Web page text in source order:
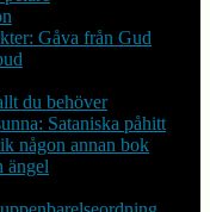
Gåva från Gud
du behöver
Sataniska påhitt
någon annan bok
ängel